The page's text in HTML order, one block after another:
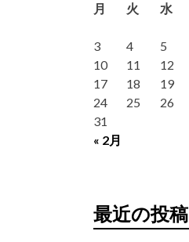
月
火 水
« 2月
3
4 5
10
11 12
17
18 19
24
25 26
31
最近の投稿